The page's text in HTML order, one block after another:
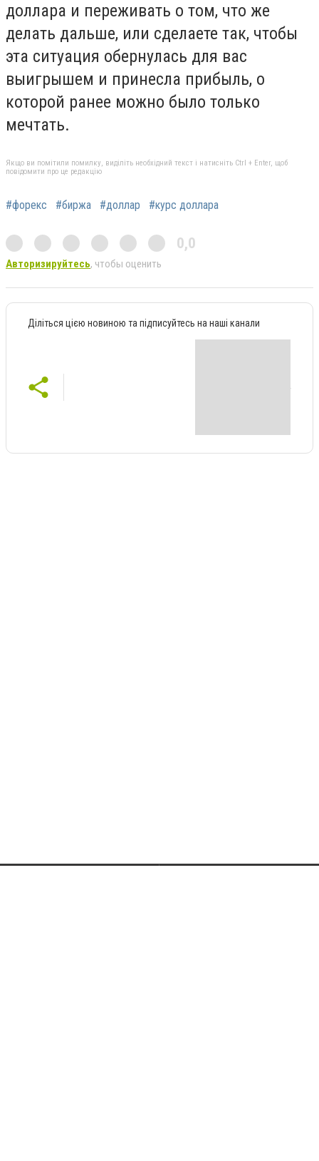
доллара и переживать о том, что же
делать дальше, или сделаете так, чтобы
эта ситуация обернулась для вас
выигрышем и принесла прибыль, о
которой ранее можно было только
мечтать.
Якщо ви помітили помилку, виділіть необхідний текст і натисніть Ctrl + Enter, щоб
повідомити про це редакцію
#форекс #биржа #доллар #курс доллара
0,0
Авторизируйтесь, чтобы оценить
Діліться цією новиною та підписуйтесь на наші канали